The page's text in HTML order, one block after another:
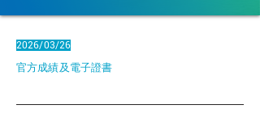
2026/03/26
官方成績及電子證書